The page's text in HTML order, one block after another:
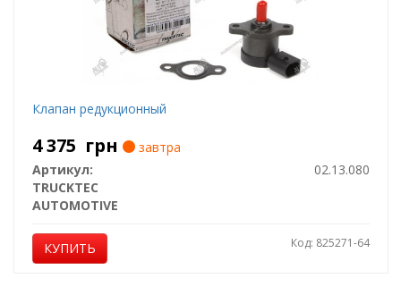
Клапан редукционный
4 375 грн
завтра
Артикул:
02.13.080
TRUCKTEC
AUTOMOTIVE
КУПИТЬ Код: 825271-64